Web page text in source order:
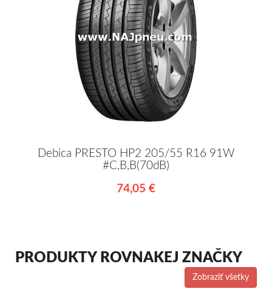
Debica PRESTO HP2 205/55 R16 91W
#C,B,B(70dB)
74,05 €
PRODUKTY ROVNAKEJ ZNAČKY
Zobraziť všetky